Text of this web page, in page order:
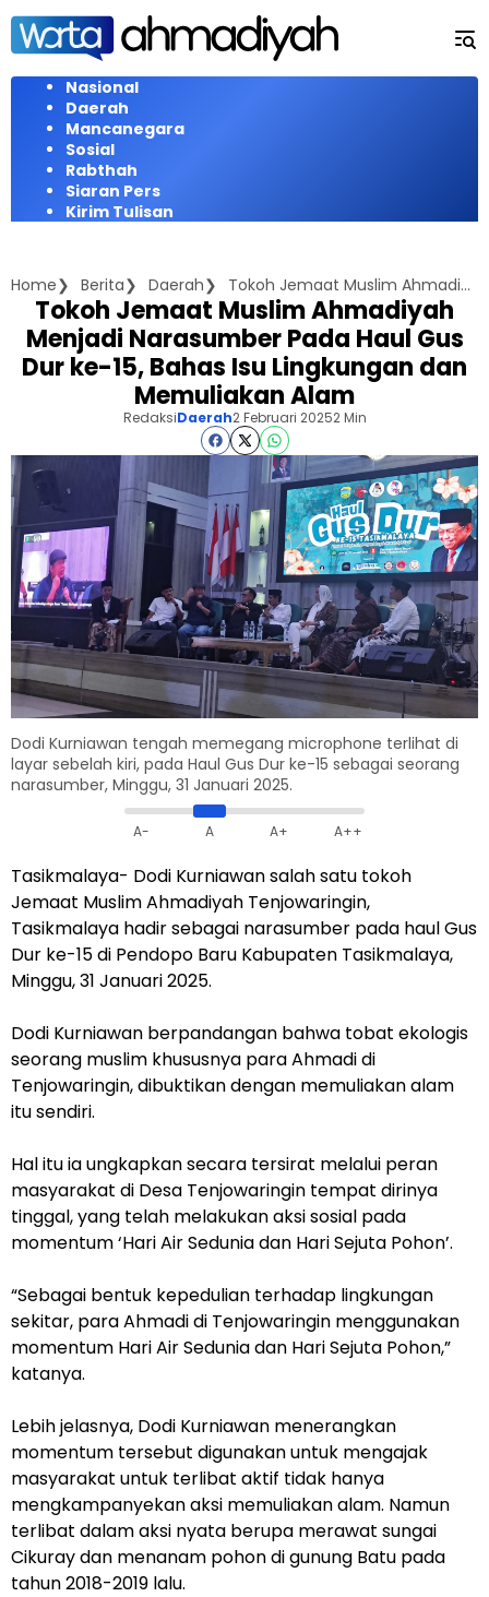
Langsung
konten
Nasional
Daerah
Mancanegara
Sosial
Rabthah
Siaran Pers
Kirim Tulisan
Home Berita Daerah Tokoh Jemaat Muslim Ahmadiyah Menjadi Narasumber Pada Haul Gus Dur ke-15, Bahas Isu Lingkungan dan Memuliakan Alam
Tokoh Jemaat Muslim Ahmadiyah
Menjadi Narasumber Pada Haul Gus
Dur ke-15, Bahas Isu Lingkungan dan
Memuliakan Alam
RedaksiDaerah2 Februari 20252 Min
Dodi Kurniawan tengah memegang microphone terlihat di
layar sebelah kiri, pada Haul Gus Dur ke-15 sebagai seorang
narasumber, Minggu, 31 Januari 2025.
A- A A+ A++
Tasikmalaya- Dodi Kurniawan salah satu tokoh
Jemaat Muslim Ahmadiyah Tenjowaringin,
Tasikmalaya hadir sebagai narasumber pada haul Gus
Dur ke-15 di Pendopo Baru Kabupaten Tasikmalaya,
Minggu, 31 Januari 2025.
Dodi Kurniawan berpandangan bahwa tobat ekologis
seorang muslim khususnya para Ahmadi di
Tenjowaringin, dibuktikan dengan memuliakan alam
itu sendiri.
Hal itu ia ungkapkan secara tersirat melalui peran
masyarakat di Desa Tenjowaringin tempat dirinya
tinggal, yang telah melakukan aksi sosial pada
momentum ‘Hari Air Sedunia dan Hari Sejuta Pohon’.
“Sebagai bentuk kepedulian terhadap lingkungan
sekitar, para Ahmadi di Tenjowaringin menggunakan
momentum Hari Air Sedunia dan Hari Sejuta Pohon,”
katanya.
Lebih jelasnya, Dodi Kurniawan menerangkan
momentum tersebut digunakan untuk mengajak
masyarakat untuk terlibat aktif tidak hanya
mengkampanyekan aksi memuliakan alam. Namun
terlibat dalam aksi nyata berupa merawat sungai
Cikuray dan menanam pohon di gunung Batu pada
tahun 2018-2019 lalu.